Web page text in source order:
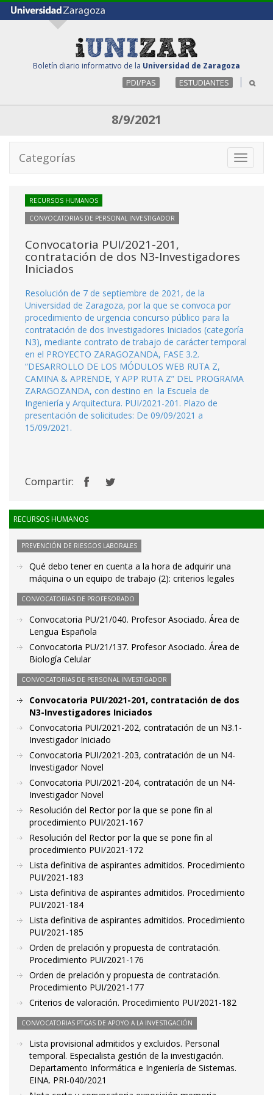
Boletín diario informativo de la Universidad de Zaragoza
PDI/PAS ESTUDIANTES
8/9/2021
Toggle
Categorías
RECURSOS HUMANOS
CONVOCATORIAS DE PERSONAL INVESTIGADOR
Convocatoria PUI/2021-201,
contratación de dos N3-Investigadores
Iniciados
Resolución de 7 de septiembre de 2021, de la
Universidad de Zaragoza, por la que se convoca por
procedimiento de urgencia concurso público para la
contratación de dos Investigadores Iniciados (categoría
N3), mediante contrato de trabajo de carácter temporal
en el PROYECTO ZARAGOZANDA, FASE 3.2.
“DESARROLLO DE LOS MÓDULOS WEB RUTA Z,
CAMINA & APRENDE, Y APP RUTA Z” DEL PROGRAMA
ZARAGOZANDA, con destino en la Escuela de
Ingeniería y Arquitectura. PUI/2021-201. Plazo de
presentación de solicitudes: De 09/09/2021 a
15/09/2021.
Compartir:
RECURSOS HUMANOS
PREVENCIÓN DE RIESGOS LABORALES
Qué debo tener en cuenta a la hora de adquirir una
máquina o un equipo de trabajo (2): criterios legales
CONVOCATORIAS DE PROFESORADO
Convocatoria PU/21/040. Profesor Asociado. Área de
Lengua Española
Convocatoria PU/21/137. Profesor Asociado. Área de
Biología Celular
CONVOCATORIAS DE PERSONAL INVESTIGADOR
Convocatoria PUI/2021-201, contratación de dos
N3-Investigadores Iniciados
Convocatoria PUI/2021-202, contratación de un N3.1-
Investigador Iniciado
Convocatoria PUI/2021-203, contratación de un N4-
Investigador Novel
Convocatoria PUI/2021-204, contratación de un N4-
Investigador Novel
Resolución del Rector por la que se pone fin al
procedimiento PUI/2021-167
Resolución del Rector por la que se pone fin al
procedimiento PUI/2021-172
Lista definitiva de aspirantes admitidos. Procedimiento
PUI/2021-183
Lista definitiva de aspirantes admitidos. Procedimiento
PUI/2021-184
Lista definitiva de aspirantes admitidos. Procedimiento
PUI/2021-185
Orden de prelación y propuesta de contratación.
Procedimiento PUI/2021-176
Orden de prelación y propuesta de contratación.
Procedimiento PUI/2021-177
Criterios de valoración. Procedimiento PUI/2021-182
CONVOCATORIAS PTGAS DE APOYO A LA INVESTIGACIÓN
Lista provisional admitidos y excluidos. Personal
temporal. Especialista gestión de la investigación.
Departamento Informática e Ingeniería de Sistemas.
EINA. PRI-040/2021